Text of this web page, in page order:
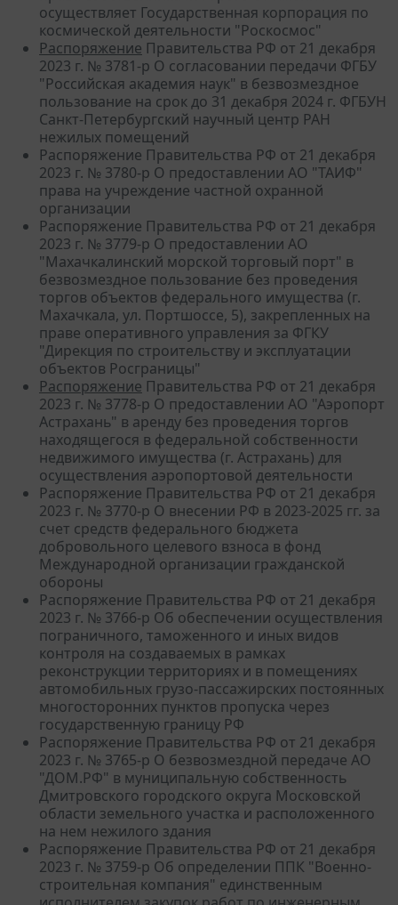
осуществляет Государственная корпорация по
космической деятельности "Роскосмос"
Распоряжение Правительства РФ от 21 декабря
2023 г. № 3781-р О согласовании передачи ФГБУ
"Российская академия наук" в безвозмездное
пользование на срок до 31 декабря 2024 г. ФГБУН
Санкт-Петербургский научный центр РАН
нежилых помещений
Распоряжение Правительства РФ от 21 декабря
2023 г. № 3780-р О предоставлении АО "ТАИФ"
права на учреждение частной охранной
организации
Распоряжение Правительства РФ от 21 декабря
2023 г. № 3779-р О предоставлении АО
"Махачкалинский морской торговый порт" в
безвозмездное пользование без проведения
торгов объектов федерального имущества (г.
Махачкала, ул. Портшоссе, 5), закрепленных на
праве оперативного управления за ФГКУ
"Дирекция по строительству и эксплуатации
объектов Росграницы"
Распоряжение Правительства РФ от 21 декабря
2023 г. № 3778-р О предоставлении АО "Аэропорт
Астрахань" в аренду без проведения торгов
находящегося в федеральной собственности
недвижимого имущества (г. Астрахань) для
осуществления аэропортовой деятельности
Распоряжение Правительства РФ от 21 декабря
2023 г. № 3770-р О внесении РФ в 2023-2025 гг. за
счет средств федерального бюджета
добровольного целевого взноса в фонд
Международной организации гражданской
обороны
Распоряжение Правительства РФ от 21 декабря
2023 г. № 3766-р Об обеспечении осуществления
пограничного, таможенного и иных видов
контроля на создаваемых в рамках
реконструкции территориях и в помещениях
автомобильных грузо-пассажирских постоянных
многосторонних пунктов пропуска через
государственную границу РФ
Распоряжение Правительства РФ от 21 декабря
2023 г. № 3765-р О безвозмездной передаче АО
"ДОМ.РФ" в муниципальную собственность
Дмитровского городского округа Московской
области земельного участка и расположенного
на нем нежилого здания
Распоряжение Правительства РФ от 21 декабря
2023 г. № 3759-р Об определении ППК "Военно-
строительная компания" единственным